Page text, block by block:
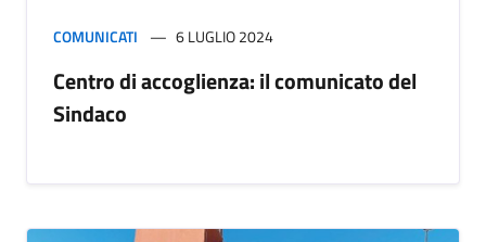
COMUNICATI 6 LUGLIO 2024
Centro di accoglienza: il comunicato del
Sindaco